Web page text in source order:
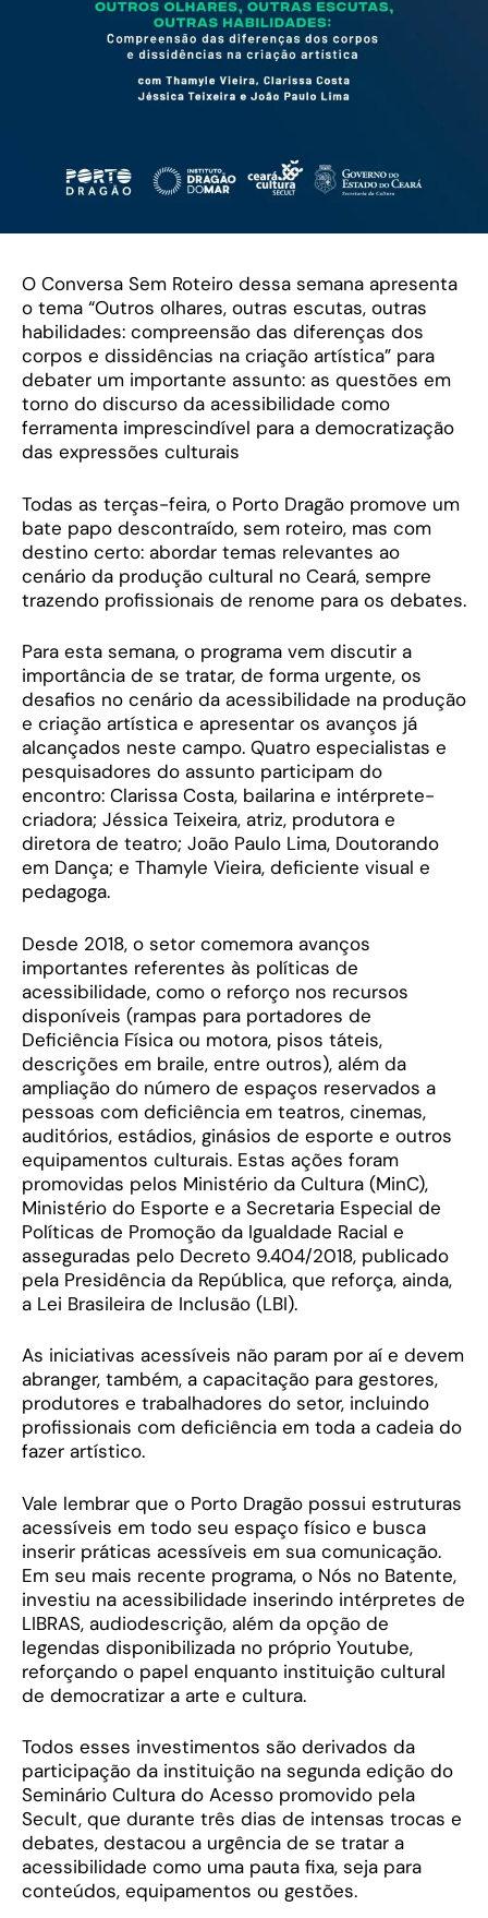
O Conversa Sem Roteiro dessa semana apresenta
o tema “Outros olhares, outras escutas, outras
habilidades: compreensão das diferenças dos
corpos e dissidências na criação artística” para
debater um importante assunto: as questões em
torno do discurso da acessibilidade como
ferramenta imprescindível para a democratização
das expressões culturais
Todas as terças-feira, o Porto Dragão promove um
bate papo descontraído, sem roteiro, mas com
destino certo: abordar temas relevantes ao
cenário da produção cultural no Ceará, sempre
trazendo profissionais de renome para os debates.
Para esta semana, o programa vem discutir a
importância de se tratar, de forma urgente, os
desafios no cenário da acessibilidade na produção
e criação artística e apresentar os avanços já
alcançados neste campo. Quatro especialistas e
pesquisadores do assunto participam do
encontro: Clarissa Costa, bailarina e intérprete-
criadora; Jéssica Teixeira, atriz, produtora e
diretora de teatro; João Paulo Lima, Doutorando
em Dança; e Thamyle Vieira, deficiente visual e
pedagoga.
Desde 2018, o setor comemora avanços
importantes referentes às políticas de
acessibilidade, como o reforço nos recursos
disponíveis (rampas para portadores de
Deficiência Física ou motora, pisos táteis,
descrições em braile, entre outros), além da
ampliação do número de espaços reservados a
pessoas com deficiência em teatros, cinemas,
auditórios, estádios, ginásios de esporte e outros
equipamentos culturais. Estas ações foram
promovidas pelos Ministério da Cultura (MinC),
Ministério do Esporte e a Secretaria Especial de
Políticas de Promoção da Igualdade Racial e
asseguradas pelo Decreto 9.404/2018, publicado
pela Presidência da República, que reforça, ainda,
a Lei Brasileira de Inclusão (LBI).
As iniciativas acessíveis não param por aí e devem
abranger, também, a capacitação para gestores,
produtores e trabalhadores do setor, incluindo
profissionais com deficiência em toda a cadeia do
fazer artístico.
Vale lembrar que o Porto Dragão possui estruturas
acessíveis em todo seu espaço físico e busca
inserir práticas acessíveis em sua comunicação.
Em seu mais recente programa, o Nós no Batente,
investiu na acessibilidade inserindo intérpretes de
LIBRAS, audiodescrição, além da opção de
legendas disponibilizada no próprio Youtube,
reforçando o papel enquanto instituição cultural
de democratizar a arte e cultura.
Todos esses investimentos são derivados da
participação da instituição na segunda edição do
Seminário Cultura do Acesso promovido pela
Secult, que durante três dias de intensas trocas e
debates, destacou a urgência de se tratar a
acessibilidade como uma pauta fixa, seja para
conteúdos, equipamentos ou gestões.